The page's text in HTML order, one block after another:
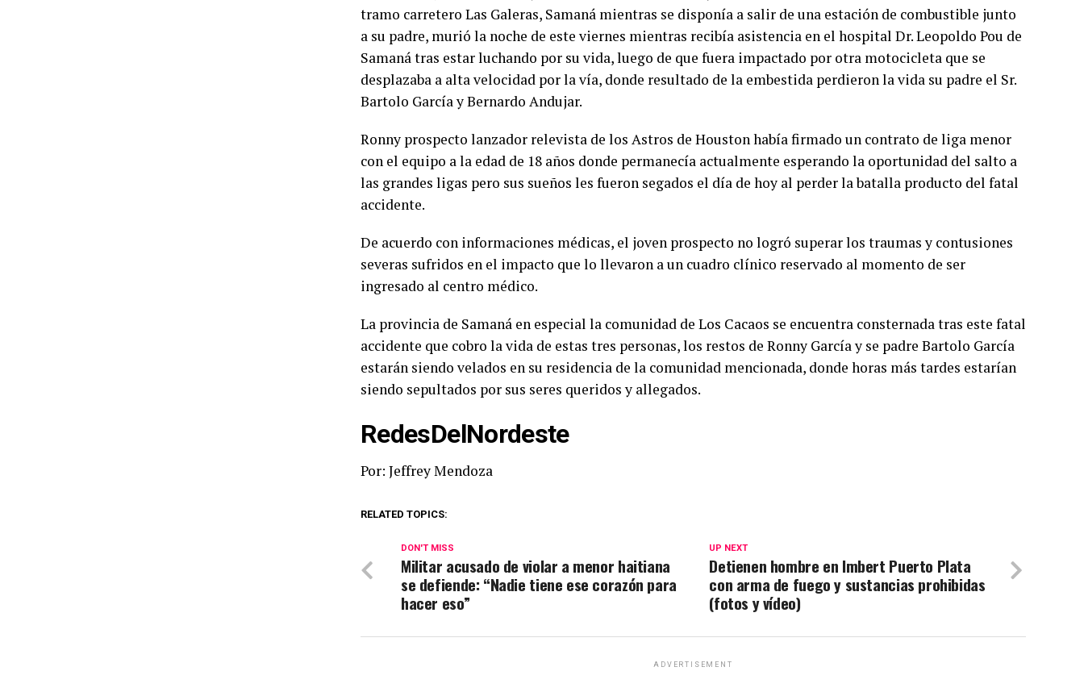
tramo carretero Las Galeras, Samaná mientras se disponía a salir de una estación de combustible junto
a su padre, murió la noche de este viernes mientras recibía asistencia en el hospital Dr. Leopoldo Pou de
Samaná tras estar luchando por su vida, luego de que fuera impactado por otra motocicleta que se
desplazaba a alta velocidad por la vía, donde resultado de la embestida perdieron la vida su padre el Sr.
Bartolo García y Bernardo Andujar.
Ronny prospecto lanzador relevista de los Astros de Houston había firmado un contrato de liga menor
con el equipo a la edad de 18 años donde permanecía actualmente esperando la oportunidad del salto a
las grandes ligas pero sus sueños les fueron segados el día de hoy al perder la batalla producto del fatal
accidente.
De acuerdo con informaciones médicas, el joven prospecto no logró superar los traumas y contusiones
severas sufridos en el impacto que lo llevaron a un cuadro clínico reservado al momento de ser
ingresado al centro médico.
La provincia de Samaná en especial la comunidad de Los Cacaos se encuentra consternada tras este fatal
accidente que cobro la vida de estas tres personas, los restos de Ronny García y se padre Bartolo García
estarán siendo velados en su residencia de la comunidad mencionada, donde horas más tardes estarían
siendo sepultados por sus seres queridos y allegados.
RedesDelNordeste
Por: Jeffrey Mendoza
RELATED TOPICS:
UP NEXT
Detienen hombre en Imbert Puerto Plata
con arma de fuego y sustancias prohibidas
(fotos y vídeo)
DON'T MISS
Militar acusado de violar a menor haitiana
se defiende: “Nadie tiene ese corazón para
hacer eso”
ADVERTISEMENT